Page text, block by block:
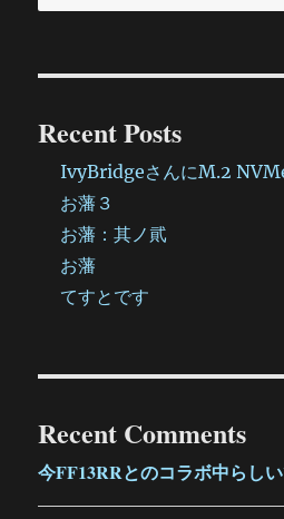
Recent Posts
IvyBridgeさんにM.2
お藩３
お藩：其ノ貮
お藩
てすとです
Recent Comments
今FF13RRとのコラボ中らしい